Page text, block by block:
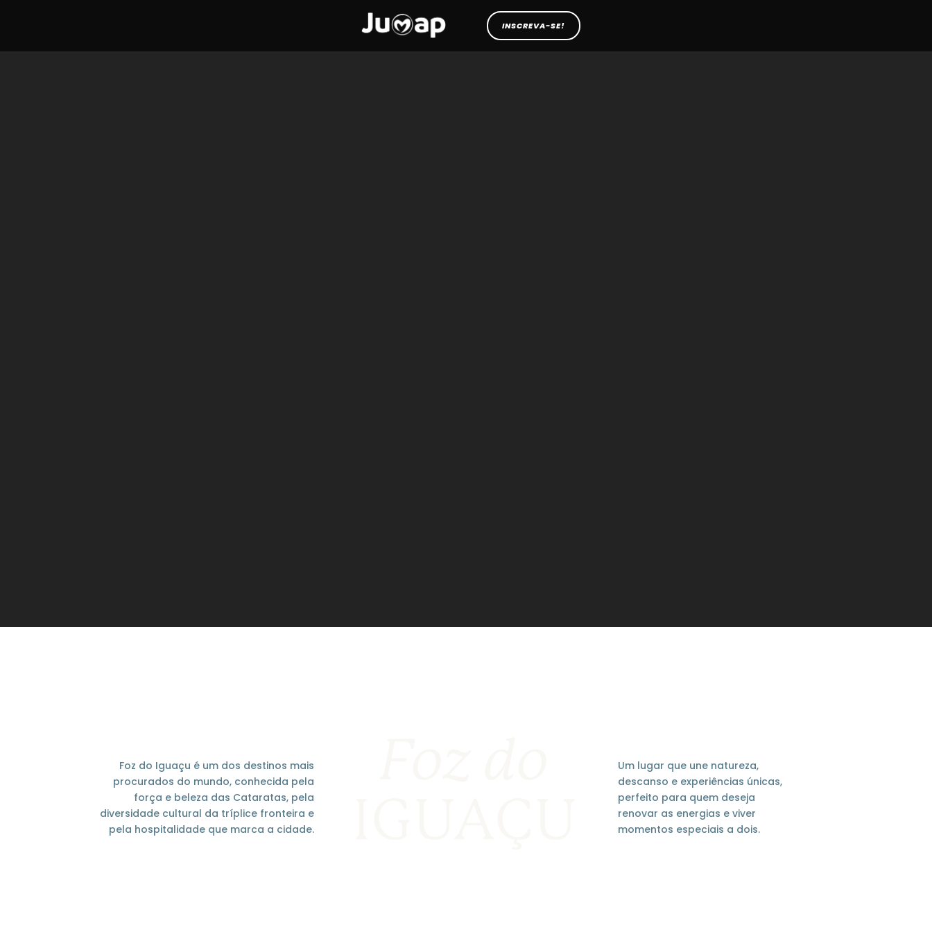
INSCREVA-SE!
Foz do Iguaçu é um dos destinos mais
procurados do mundo, conhecida pela
força e beleza das Cataratas, pela
diversidade cultural da tríplice fronteira e
pela hospitalidade que marca a cidade.
Um lugar que une natureza,
descanso e experiências únicas,
perfeito para quem deseja
renovar as energias e viver
momentos especiais a dois.